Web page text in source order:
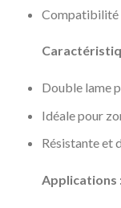
Compatibilité
Double lame
Idéale pour
Résistante et
Applications